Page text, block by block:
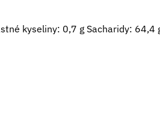
kyseliny: 0,7 g Sacharidy: 64,4